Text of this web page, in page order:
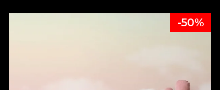
-50%